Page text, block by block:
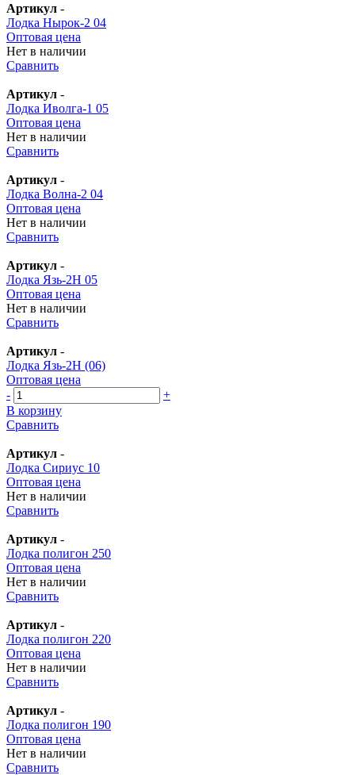
Артикул -
Лодка Нырок-2 04
Оптовая цена
Нет в наличии
Сравнить
Артикул -
Лодка Иволга-1 05
Оптовая цена
Нет в наличии
Сравнить
Артикул -
Лодка Волна-2 04
Оптовая цена
Нет в наличии
Сравнить
Артикул -
Лодка Язь-2Н 05
Оптовая цена
Нет в наличии
Сравнить
Артикул -
Лодка Язь-2Н (06)
Оптовая цена
-
+
В корзину
Сравнить
Артикул -
Лодка Сириус 10
Оптовая цена
Нет в наличии
Сравнить
Артикул -
Лодка полигон 250
Оптовая цена
Нет в наличии
Сравнить
Артикул -
Лодка полигон 220
Оптовая цена
Нет в наличии
Сравнить
Артикул -
Лодка полигон 190
Оптовая цена
Нет в наличии
Сравнить